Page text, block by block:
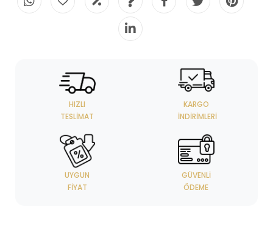
HIZLI
TESLIMAT
KARGO
İNDIRIMLERI
UYGUN
FIYAT
GÜVENLI
ÖDEME